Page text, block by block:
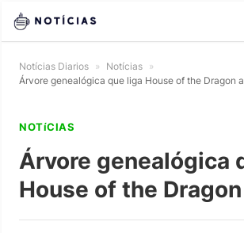
Notícias Diarios » Notícias »
Árvore genealógica que liga House of the Dragon
NOTíCIAS
Árvore genealógica
House of the Dragon